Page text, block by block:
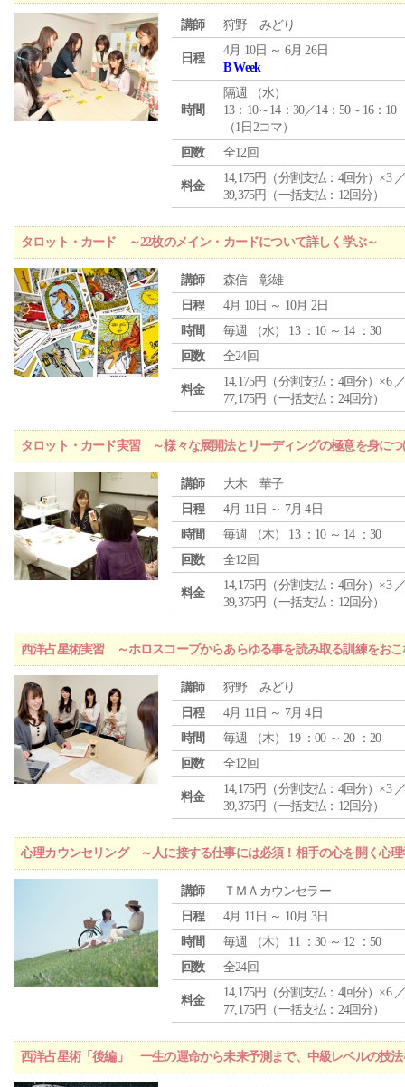
講師 狩野 みどり
日程
4月 10日 ～ 6月 26日
B Week
時間
隔週 （水）
13：10～14：30／14：50～16：10
（1日2コマ）
回数
全12回
料金
14,175円（分割支払：4回分）×3
39,375円（一括支払：12回分）
タロット・カード ～22枚のメイン・カードについて詳しく学ぶ～
講師
森信 彰雄
日程
4月 10日 ～ 10月 2日
時間
毎週 （水） 13 ：10 ～ 14 ：30
回数
全24回
料金
14,175円（分割支払：4回分）×6
77,175円（一括支払：24回分）
タロット・カード実習 ～様々な展開法とリーディングの極意を身につ
講師
大木 華子
日程
4月 11日 ～ 7月 4日
時間
毎週 （木） 13 ：10 ～ 14 ：30
回数
全12回
料金
14,175円（分割支払：4回分）×3
39,375円（一括支払：12回分）
西洋占星術実習 ～ホロスコープからあらゆる事を読み取る訓練をおこ
講師
狩野 みどり
日程
4月 11日 ～ 7月 4日
時間
毎週 （木） 19 ：00 ～ 20 ：20
回数
全12回
料金
14,175円（分割支払：4回分）×3
39,375円（一括支払：12回分）
心理カウンセリング ～人に接する仕事には必須！相手の心を開く心理
講師
ＴＭＡカウンセラー
日程
4月 11日 ～ 10月 3日
時間
毎週 （木） 11 ：30 ～ 12 ：50
回数
全24回
料金
14,175円（分割支払：4回分）×6
77,175円（一括支払：24回分）
西洋占星術「後編」 一生の運命から未来予測まで、中級レベルの技法